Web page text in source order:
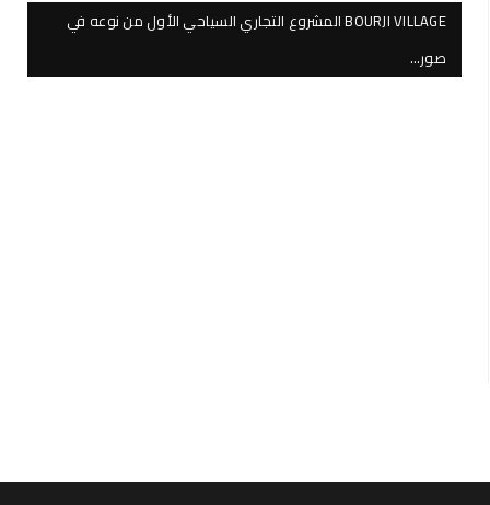
BOURJI VILLAGE المشروع التجاري السياحي الأول من نوعه في
صور…